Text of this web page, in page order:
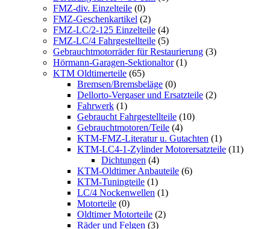
FMZ-div. Einzelteile (0)
FMZ-Geschenkartikel (2)
FMZ-LC/2-125 Einzelteile (4)
FMZ-LC/4 Fahrgestellteile (5)
Gebrauchtmotorräder für Restaurierung (3)
Hörmann-Garagen-Sektionaltor (1)
KTM Oldtimerteile (65)
Bremsen/Bremsbeläge (0)
Dellorto-Vergaser und Ersatzteile (2)
Fahrwerk (1)
Gebraucht Fahrgestellteile (10)
Gebrauchtmotoren/Teile (4)
KTM-FMZ-Literatur u. Gutachten (1)
KTM-LC4-1-Zylinder Motorersatzteile (11)
Dichtungen (4)
KTM-Oldtimer Anbauteile (6)
KTM-Tuningteile (1)
LC/4 Nockenwellen (1)
Motorteile (0)
Oldtimer Motorteile (2)
Räder und Felgen (3)